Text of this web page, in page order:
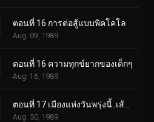
ตอนที่ 16 การต่อสู้แบบพิคโคโล
Aug. 09, 1989
ตอนที่ 16 ความทุกข์ยากของเด็กๆ
Aug. 16, 1989
Aug. 30, 1989